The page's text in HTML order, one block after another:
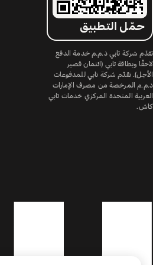
حمّل التطبيق
تقدّم شركة تابي ذ.م.م خدمة الدفع
لاحقًا وبطاقة تابي (ائتمان قصير
الأجل). تقدّم شركة تابي للمدفوعات
ذ.م.م المرخصة من مصرف الإمارات
العربية المتحدة المركزي خدمات تابي
كاش.